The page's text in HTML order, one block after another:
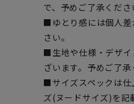
で、予めご了承くださ
■ゆとり感には個人差
さい。
■生地や仕様・デザイ
ざいます。予めご了承
■サイズスペックは仕
ズ(ヌードサイズ)を記